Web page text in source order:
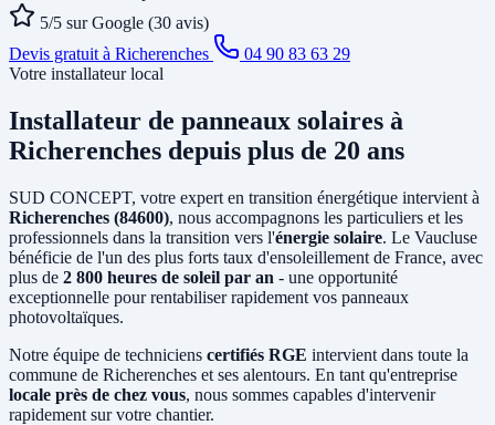
5/5 sur Google (30 avis)
Devis gratuit à Richerenches
04 90 83 63 29
Votre installateur local
Installateur de panneaux solaires à
Richerenches depuis plus de 20 ans
SUD CONCEPT, votre expert en transition énergétique intervient à
Richerenches (84600), nous accompagnons les particuliers et les
professionnels dans la transition vers l'énergie solaire. Le Vaucluse
bénéficie de l'un des plus forts taux d'ensoleillement de France, avec
plus de 2 800 heures de soleil par an - une opportunité
exceptionnelle pour rentabiliser rapidement vos panneaux
photovoltaïques.
Notre équipe de techniciens certifiés RGE intervient dans toute la
commune de Richerenches et ses alentours. En tant qu'entreprise
locale près de chez vous, nous sommes capables d'intervenir
rapidement sur votre chantier.